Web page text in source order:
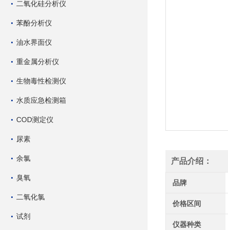
二氧化硅分析仪
苯酚分析仪
油水界面仪
重金属分析仪
生物毒性检测仪
水质应急检测箱
COD测定仪
尿素
余氯
臭氧
二氧化氯
试剂
产品介绍：
品牌
价格区间
仪器种类